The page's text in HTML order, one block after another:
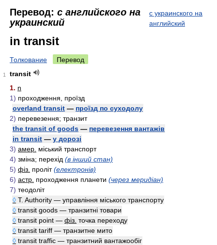
Перевод: с английского на
украинский
с украинского на
английский
in transit
Толкование Перевод
1
transit
1. n
1) проходження, проїзд
overland transit — проїзд по суходолу
2) перевезення; транзит
the transit of goods — перевезення вантажів
in transit — у дорозі
3) амер. міський транспорт
4) зміна; перехід (в інший стан)
5) фіз. проліт(електронів)
6) астр. проходження планети (через меридіан)
7) теодоліт
◊ T. Authority — управління міського транспорту
◊ transit goods — транзитні товари
◊ transit point — фіз. точка переходу
◊ transit tariff — транзитне мито
◊ transit traffic — транзитний вантажообіг